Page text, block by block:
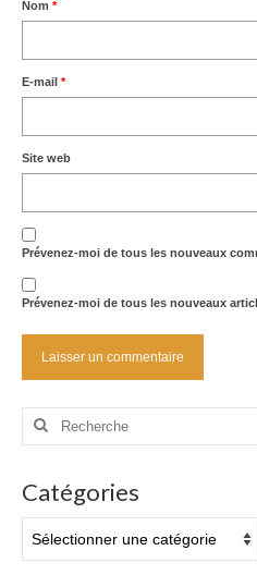
Nom *
E-mail *
Site web
Prévenez-moi de tous les nouveaux
Prévenez-moi de tous les nouveaux
Rechercher
Catégories